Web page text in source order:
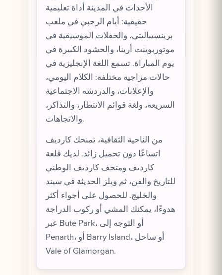
الأحداث في المدينة أداة تعليمية
حقيقية: أيام الرجبي في ملعب
برينسيباليتي، والحفلات الموسيقية في
موتوربوينت أرينا، والحشود الكبيرة في
يوم المباراة. تسمع اللغة الإنجليزية في
حالات مزاجية مختلفة: الكلام اليومي،
والإعلانات، والدردشة الاجتماعية
السريعة، ولغة قوائم الانتظار، والتذاكر،
والاتجاهات.
من الناحية الثقافية، تمنحك كارديف
اتساعًا دون تحميل زائد. لديك قلعة
كارديف ومتحف كارديف الوطني
للتاريخ والفن، ثم ويلز الحديثة في سيند
والخليج. للحصول على أجواء أكثر
هدوءًا، يمكنك المشي أو ركوب الدراجة
عبر Bute Park، أو التوجه إلى
Penarth، أو Barry Island، أو ساحل
Vale of Glamorgan.